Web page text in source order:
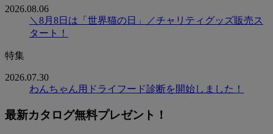
2026.08.06
＼8月8日は「世界猫の日」／チャリティグッズ販売ス
タート！
特集
2026.07.30
わんちゃん用ドライフード診断を開始しました！
最新カタログ無料プレゼント！